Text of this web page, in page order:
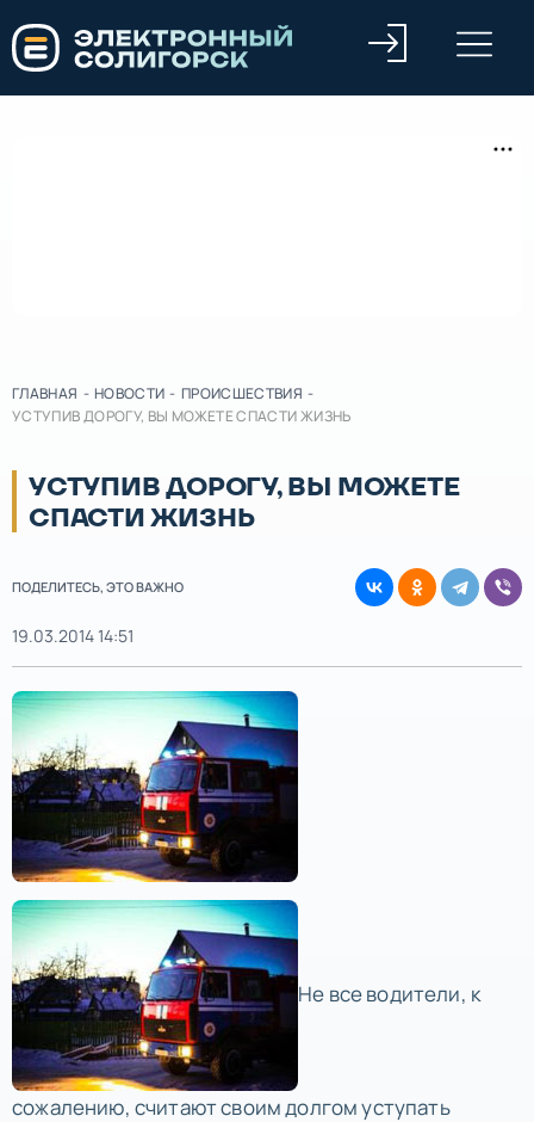
ГЛАВНАЯ - НОВОСТИ - ПРОИСШЕСТВИЯ -
УСТУПИВ ДОРОГУ, ВЫ МОЖЕТЕ СПАСТИ ЖИЗНЬ
УСТУПИВ ДОРОГУ, ВЫ МОЖЕТЕ
СПАСТИ ЖИЗНЬ
ПОДЕЛИТЕСЬ, ЭТО ВАЖНО
19.03.2014 14:51
Не все водители, к
сожалению, считают своим долгом уступать